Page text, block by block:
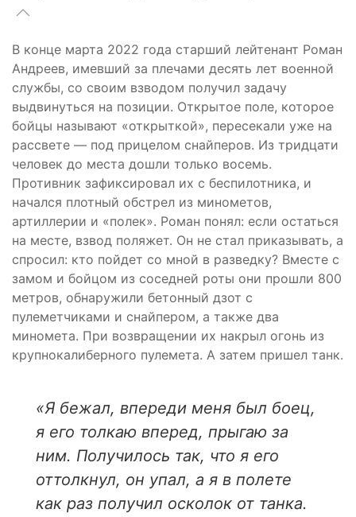
В конце марта 2022 года старший лейтенант Роман
Андреев, имевший за плечами десять лет военной
службы, со своим взводом получил задачу
выдвинуться на позиции. Открытое поле, которое
бойцы называют «открыткой», пересекали уже на
рассвете — под прицелом снайперов. Из тридцати
человек до места дошли только восемь.
Противник зафиксировал их с беспилотника, и
начался плотный обстрел из минометов,
артиллерии и «полек». Роман понял: если остаться
на месте, взвод поляжет. Он не стал приказывать, а
спросил: кто пойдет со мной в разведку? Вместе с
замом и бойцом из соседней роты они прошли 800
метров, обнаружили бетонный дзот с
пулеметчиками и снайпером, а также два
миномета. При возвращении их накрыл огонь из
крупнокалиберного пулемета. А затем пришел танк.
«Я бежал, впереди меня был боец,
я его толкаю вперед, прыгаю за
ним. Получилось так, что я его
оттолкнул, он упал, а я в полете
как раз получил осколок от танка.